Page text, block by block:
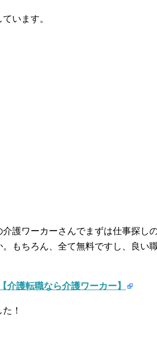
います。
護ワーカーさんでまずは仕事探し
もちろん、全て無料ですし、良い
介護転職なら介護ワーカー】
！